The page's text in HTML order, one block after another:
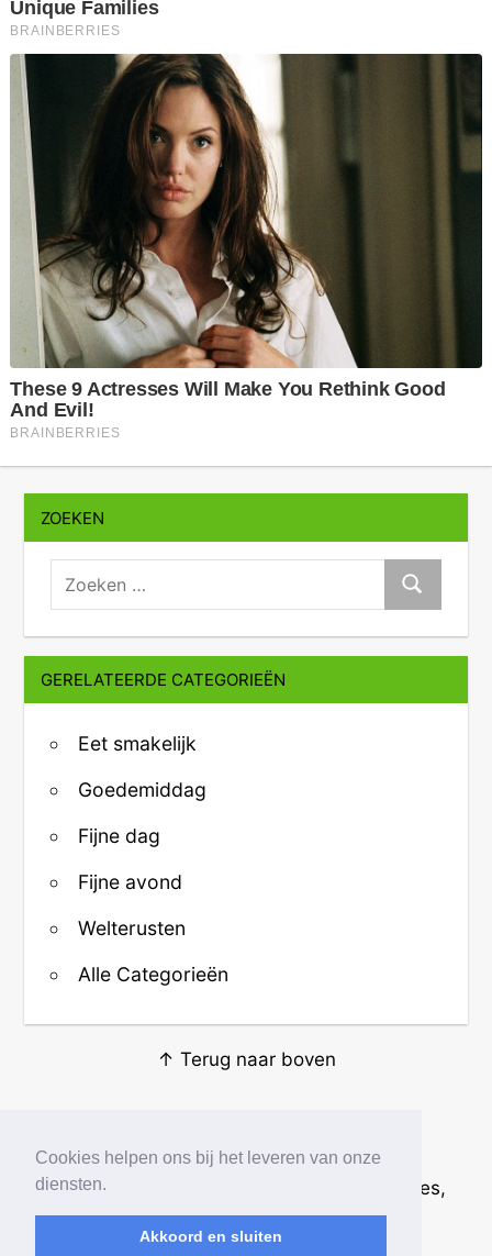
Cookies helpen ons bij het leveren van onze
diensten.
Akkoord en sluiten
ZOEKEN
zoeken:
Zoeken
GERELATEERDE CATEGORIEËN
Eet smakelijk
Goedemiddag
Fijne dag
Fijne avond
Welterusten
Alle Categorieën
↑ Terug naar boven
© 2026
· Plaatjes, animaties,
afbeeldingen en fotos